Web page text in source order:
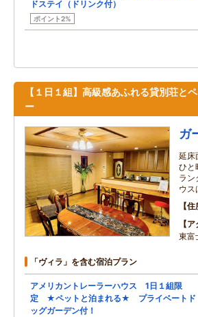
ドステイ（ドリンク付）
ポイント2%
【１日１組】高級感あふれる貸別荘と
ー
ガ
延床
ひと
ラン
ウス
住
ア
東富
「ヴィラ」を含む宿泊プラン
アメリカントレーラーハウス 1日１組限
定 ★ペットと泊まれる★ プライベートド
ッグガーデン付！